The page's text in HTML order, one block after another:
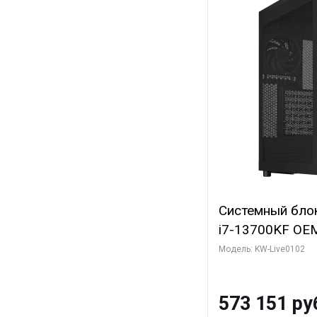
Системный
i7-13700KF
7, C16 8EC/
Turbo/ 960 ГБ
Модель: KW-Live0102
573 151